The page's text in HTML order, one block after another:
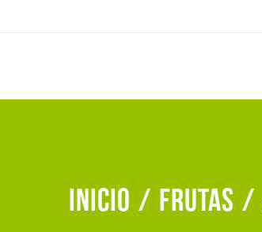
Inicio / Frutas /